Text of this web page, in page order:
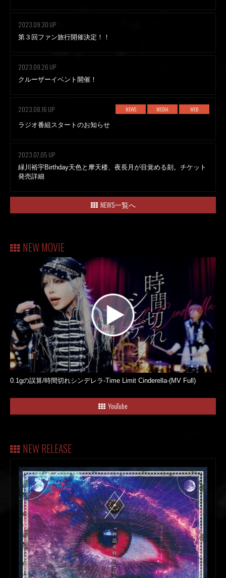
2023.09.30 UP
第３回ファン旅行開催決定！！
2023.09.26 UP
クルーザーイベント開催！
2023.08.16 UP NEWS MEDIA WEB
ラジオ番組スタートのお知らせ
2023.07.05 UP
緑川裕宇Birthday天色と摩天楼、夜長月が目覚める刻。チケット
発売詳細
NEWS一覧へ
NEW MOVIE
0.1gの誤算/時間切れシンデレラ-Time Limit Cinderella-(MV Full)
YouTube
NEW RELEASE